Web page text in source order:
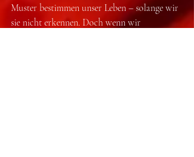
Muster bestimmen unser Leben – solange wir
sie nicht erkennen. Doch wenn wir